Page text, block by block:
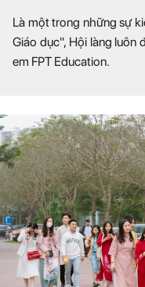
Là một trong những sự
Giáo dục", Hội làng
em FPT Education.